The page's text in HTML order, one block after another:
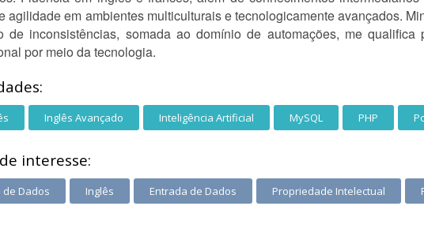
agilidade em ambientes multiculturais e tecnologicamente avançados.
de inconsistências, somada ao domínio de automações, me
por meio da tecnologia.
Inglês Avançado Inteligência Artificial MySQL PHP
interesse:
de Dados Inglês Entrada de Dados Propriedade Intelectual